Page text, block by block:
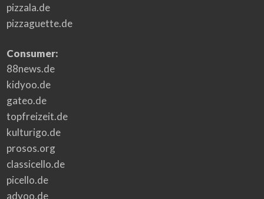
pizzala.de
pizzaguette.de
Consumer:
88news.de
kidyoo.de
gateo.de
topfreizeit.de
kulturigo.de
prosos.org
classicello.de
picello.de
adyoo.de